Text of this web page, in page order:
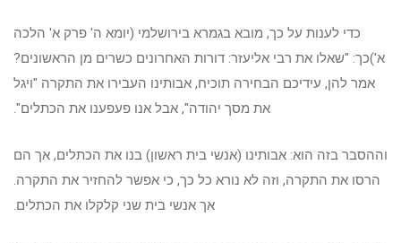
כדי לענות על כך, מובא בגמרא בירושלמי (יומא ה' פרק א' הלכה
א')כך: "שאלו את רבי אליעזר: דורות האחרונים כשרים מן הראשונים?
אמר להן, עידיכם הבחירה תוכיח, אבותינו העבירו את התקרה "ויגל
את מסך יהודה", אבל אנו פעפענו את הכתלים".
וההסבר בזה הוא: אבותינו (אנשי בית ראשון) בנו את הכתלים, אך הם
הרסו את התקרה, וזה לא נורא כל כך, כי אפשר להחזיר את התקרה.
אך אנשי בית שני קלקלו את הכתלים.